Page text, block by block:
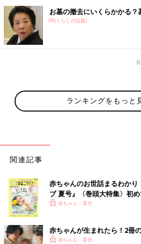
満腹中枢が発達する生後２～３カ
つけて
生後1カ月前後の赤ちゃんは、1日30～
ロが見られたら、「飲みすぎ」を疑って
1カ月健診やそのほかの受診などで症状を
言われたら、「泣いたらすぐ授乳」では
ば吐いてでも飲み続けます。「もうおなか
ない赤ちゃんなので、様子をみながら対応
初めての育児をしているママたちにとって
泣き」「かまってほしいの泣き」「おしり
い、寒いでの泣き」が見分けられるように
かかるかもしれません。泣いたら抱っこし
ながら、赤ちゃんの「泣き」の理由が少し
ていくといいですね。それがわかるように
お墓の撤去にいくらかかる？
PR(くらしの話題)
ランキングをもっと
関連記事
赤ちゃんのお世話まるわか
ブ 夏号』〈巻頭大特集〉初
く！ おっぱい・ミルクの基本
赤ちゃん・育児
赤ちゃんが生まれたら！2冊
赤ちゃん・育児